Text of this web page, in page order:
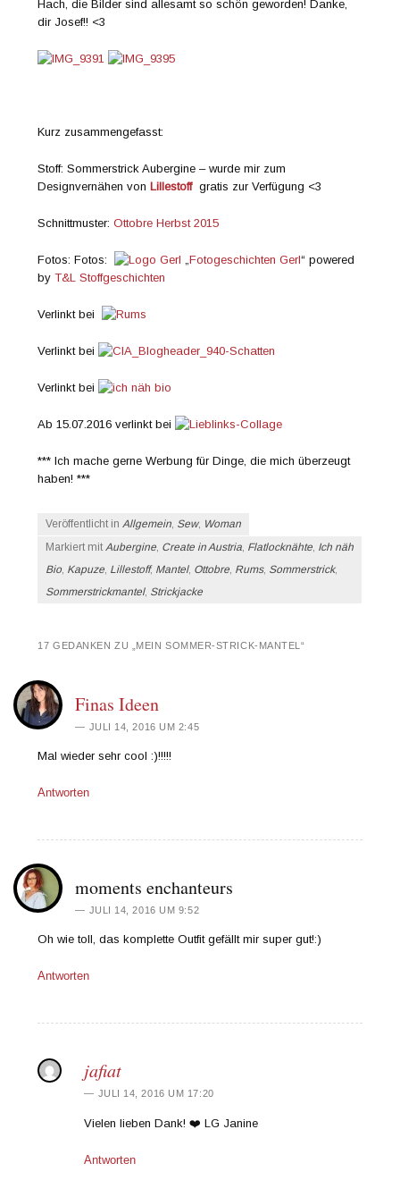
Hach, die Bilder sind allesamt so schön geworden! Danke,
dir Josef!! <3
Kurz zusammengefasst:
Stoff: Sommerstrick Aubergine – wurde mir zum
Designvernähen vonLillestoff gratis zur Verfügung <3
Schnittmuster:Ottobre Herbst 2015
Fotos: Fotos: „Fotogeschichten Gerl“ powered
byT&L Stoffgeschichten
Verlinkt bei
Verlinkt bei
Verlinkt bei
Ab 15.07.2016 verlinkt bei
*** Ich mache gerne Werbung für Dinge, die mich überzeugt
haben! ***
Veröffentlicht inAllgemein, Sew, Woman
Markiert mitAubergine, Create in Austria, Flatlocknähte, Ich näh
Bio, Kapuze, Lillestoff, Mantel, Ottobre, Rums, Sommerstrick,
Sommerstrickmantel, Strickjacke
17 GEDANKEN ZU „ MEIN SOMMER-STRICK-MANTEL “
Finas Ideen
JULI 14, 2016 UM 2:45
Mal wieder sehr cool :)!!!!!
Antworten
moments enchanteurs
JULI 14, 2016 UM 9:52
Oh wie toll, das komplette Outfit gefällt mir super gut!:)
Antworten
jafiat
JULI 14, 2016 UM 17:20
Vielen lieben Dank! ❤️ LG Janine
Antworten